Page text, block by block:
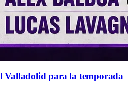
Valladolid para la temporada